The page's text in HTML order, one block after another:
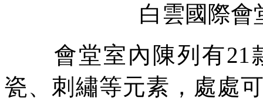
白雲國際會
會堂室內陳列有21
瓷、刺繡等元素，處處